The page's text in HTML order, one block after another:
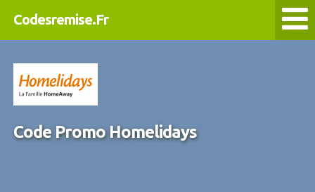
Codesremise.Fr
Code Promo Homelidays